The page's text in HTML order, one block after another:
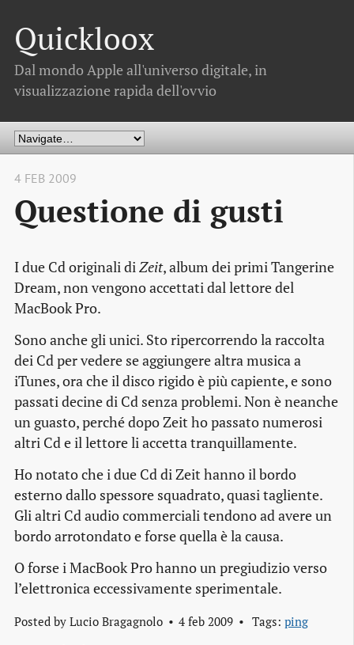
Quickloox
Dal mondo Apple all'universo digitale, in
visualizzazione rapida dell'ovvio
4 FEB 2009
Questione di gusti
I due Cd originali diZeit, album dei primi Tangerine
Dream, non vengono accettati dal lettore del
MacBook Pro.
Sono anche gli unici. Sto ripercorrendo la raccolta
dei Cd per vedere se aggiungere altra musica a
iTunes, ora che il disco rigido è più capiente, e sono
passati decine di Cd senza problemi. Non è neanche
un guasto, perché dopo Zeit ho passato numerosi
altri Cd e il lettore li accetta tranquillamente.
Ho notato che i due Cd di Zeit hanno il bordo
esterno dallo spessore squadrato, quasi tagliente.
Gli altri Cd audio commerciali tendono ad avere un
bordo arrotondato e forse quella è la causa.
O forse i MacBook Pro hanno un pregiudizio verso
l’elettronica eccessivamente sperimentale.
Posted by Lucio Bragagnolo 4 feb 2009 Tags: ping